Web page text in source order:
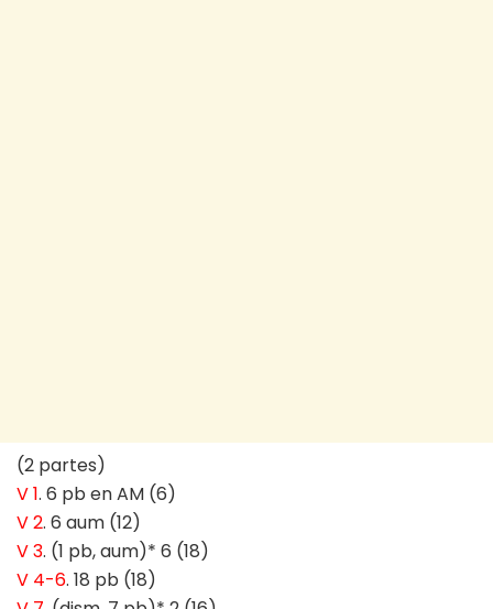
(2 partes)
V 1. 6 pb en AM (6)
V 2. 6 aum (12)
V 3. (1 pb, aum)* 6 (18)
V 4-6. 18 pb (18)